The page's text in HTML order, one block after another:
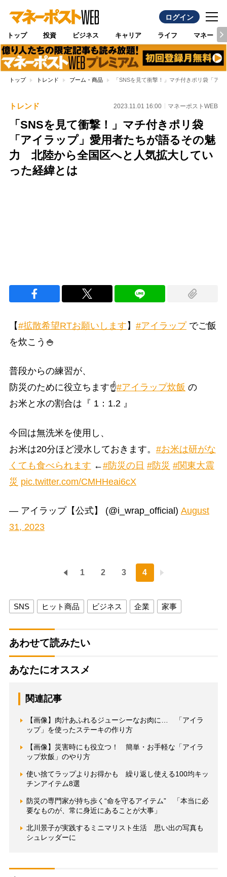
ログイン
トップ 投資 ビジネス キャリア ライフ マネー
トップ トレンド ブーム・商品 「SNSを見て衝撃！」マチ付きポリ袋「ア
トレンド 2023.11.01 16:00 マネーポストWEB
「SNSを見て衝撃！」マチ付きポリ袋
「アイラップ」愛用者たちが語るその魅
力 北陸から全国区へと人気拡大してい
った経緯とは
【#拡散希望RTお願いします 】 #アイラップでご飯
を炊こう🍚
普段からの練習が、
防災のために役立ちます☝️#アイラップ炊飯 の
お米と水の割合は『 1：1.2 』
今回は無洗米を使用し、
お米は20分ほど浸水しておきます。 #お米は研がな
くても食べられます ←#防災の日 #防災 #関東大震
災 pic.twitter.com/CMHHeai6cX
— アイラップ【公式】 (@i_wrap_official) August
31, 2023
1 2 3 4
SNS ヒット商品 ビジネス 企業 家事
あわせて読みたい
あなたにオススメ
関連記事
【画像】肉汁あふれるジューシーなお肉に… 「アイラ
ップ」を使ったステーキの作り方
【画像】災害時にも役立つ！ 簡単・お手軽な「アイラ
ップ炊飯」のやり方
使い捨てラップよりお得かも 繰り返し使える100均キッ
チンアイテム8選
防災の専門家が持ち歩く“命を守るアイテム” 「本当に必
要なものが、常に身近にあることが大事」
北川景子が実践するミニマリスト生活 思い出の写真も
シュレッダーに